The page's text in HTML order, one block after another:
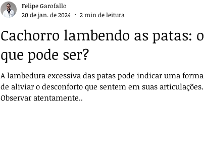
Cachorro lambendo as patas: o
que pode ser?
A lambedura excessiva das patas pode indicar uma forma
de aliviar o desconforto que sentem em suas articulações.
Observar atentamente..
Felipe Garofallo
20 de jan. de 2024
2 min de leitura